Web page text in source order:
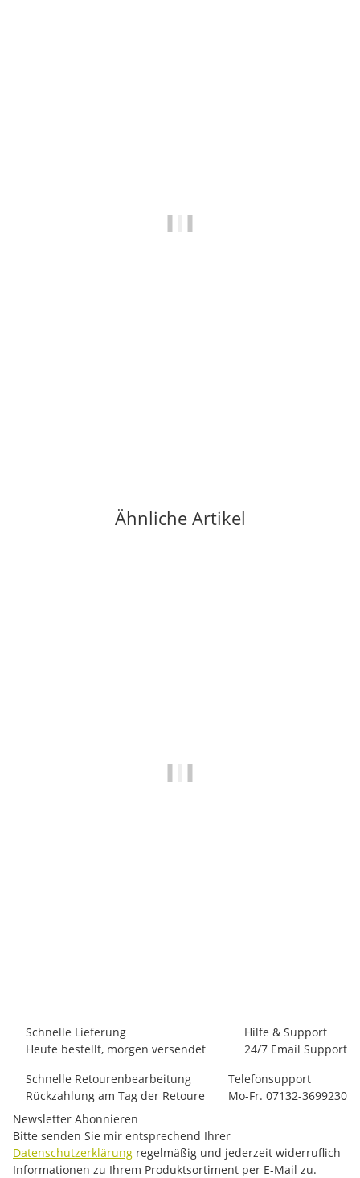
Ähnliche Artikel
Schnelle Lieferung
Heute bestellt, morgen versendet
Hilfe & Support
24/7 Email Support
Schnelle Retourenbearbeitung
Rückzahlung am Tag der Retoure
Telefonsupport
Mo-Fr. 07132-3699230
Newsletter Abonnieren
Bitte senden Sie mir entsprechend Ihrer
Datenschutzerklärung regelmäßig und jederzeit widerruflich
Informationen zu Ihrem Produktsortiment per E-Mail zu.